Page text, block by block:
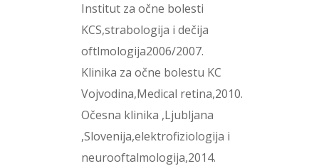
Institut za očne bolesti
KCS,strabologija i dečija
oftlmologija2006/2007.
Klinika za očne bolestu KC
Vojvodina,Medical retina,2010.
Očesna klinika ,Ljubljana
,Slovenija,elektrofiziologija i
neurooftalmologija,2014.